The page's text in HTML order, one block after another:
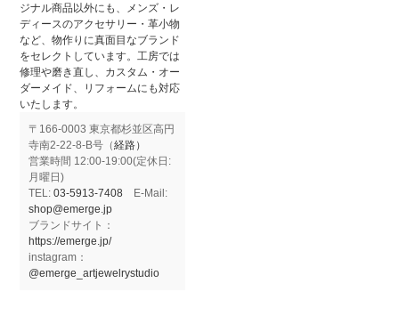
ジナル商品以外にも、メンズ・レ
ディースのアクセサリー・革小物
など、物作りに真面目なブランド
をセレクトしています。工房では
修理や磨き直し、カスタム・オー
ダーメイド、リフォームにも対応
いたします。
〒166-0003 東京都杉並区高円
寺南2-22-8-B号（経路）
営業時間 12:00-19:00(定休日:
月曜日)
TEL:03-5913-7408 E-Mail:
shop@emerge.jp
ブランドサイト：
https://emerge.jp/
instagram：
@emerge_artjewelrystudio